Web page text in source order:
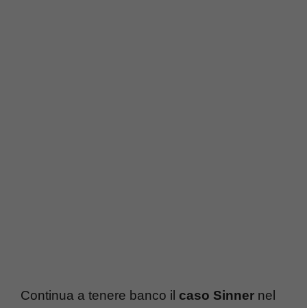
Continua a tenere banco il caso Sinner nel